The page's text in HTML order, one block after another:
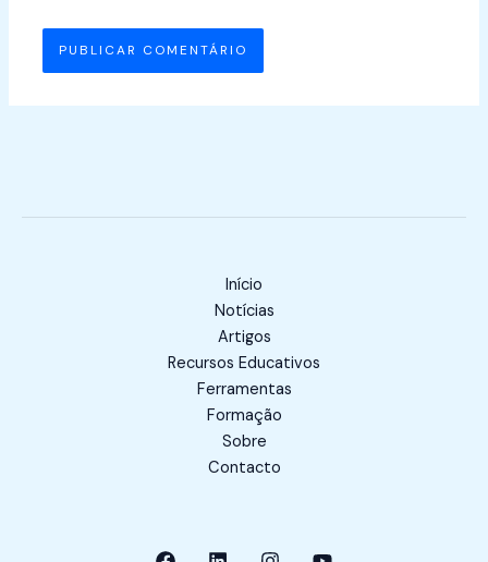
Início
Notícias
Artigos
Recursos Educativos
Ferramentas
Formação
Sobre
Contacto